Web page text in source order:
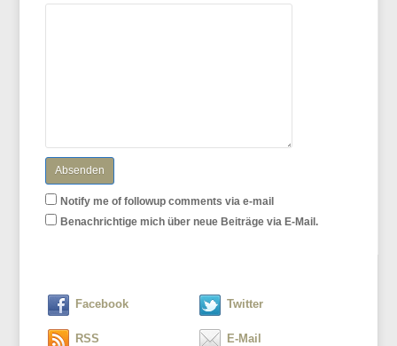
Notify me of followup comments via e-mail
Benachrichtige mich über neue Beiträge via E-Mail.
Facebook Twitter
RSS E-Mail